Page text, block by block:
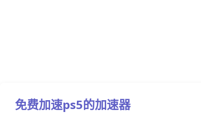
免费加速ps5的加速器